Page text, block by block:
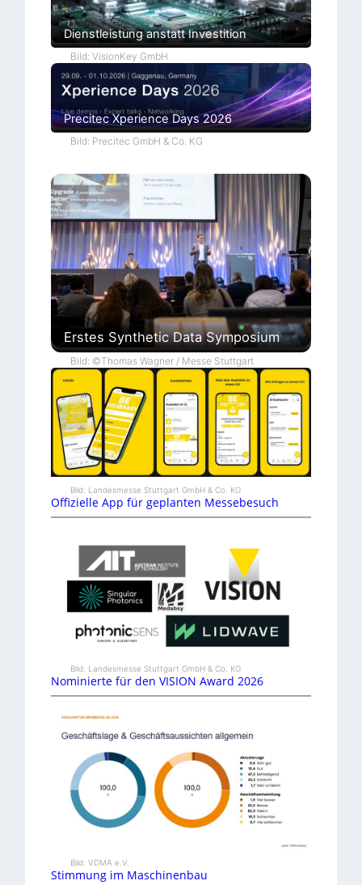
p
e
c
t
r
Dienstleistung anstatt Investition
Bild: VisionKey GmbH
Precitec Xperience Days 2026
Bild: Precitec GmbH & Co. KG
Erstes Synthetic Data Symposium
Bild: ©Thomas Wagner / Messe Stuttgart
Bild: Landesmesse Stuttgart GmbH & Co. KG
Offizielle App für geplanten Messebesuch
Bild: Landesmesse Stuttgart GmbH & Co. KG
Nominierte für den VISION Award 2026
Bild: VDMA e.V.
Stimmung im Maschinenbau